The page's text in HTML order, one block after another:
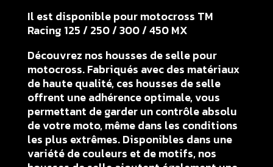
Il est disponible pour motocross TM
Racing 125 / 250 / 300 / 450 MX
Découvrez nos housses de selle pour
motocross. Fabriqués avec des matériaux
de haute qualité, ces housses de selle
offrent une adhérence optimale, vous
permettant de garder un contrôle absolu
de votre moto, même dans les conditions
les plus extrêmes. Disponibles dans une
variété de couleurs et de motifs, nos